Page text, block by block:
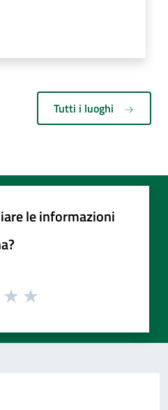
Tutti i luoghi
le informazioni